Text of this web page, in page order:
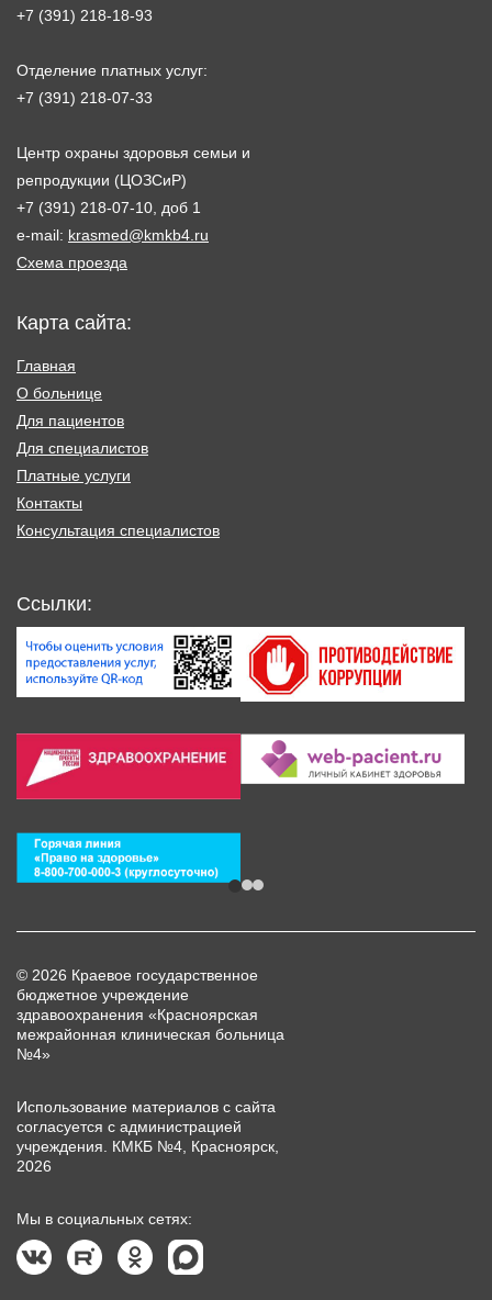
+7 (391) 218-18-93
Отделение платных услуг:
+7 (391) 218-07-33
Центр охраны здоровья семьи и
репродукции (ЦОЗСиР)
+7 (391) 218-07-10, доб 1
e-mail: krasmed@kmkb4.ru
Схема проезда
Карта сайта:
Главная
О больнице
Для пациентов
Для специалистов
Платные услуги
Контакты
Консультация специалистов
Ссылки:
© 2026 Краевое государственное
бюджетное учреждение
здравоохранения «Красноярская
межрайонная клиническая больница
№4»
Использование материалов с сайта
согласуется с администрацией
учреждения. КМКБ №4, Красноярск,
2026
Мы в социальных сетях: